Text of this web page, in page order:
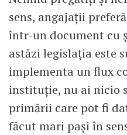
sens, angajații
într-un document cu
astăzi legislația este
implementa un flux
instituție, nu ai nicio
primării care pot fi
făcut mari pași în